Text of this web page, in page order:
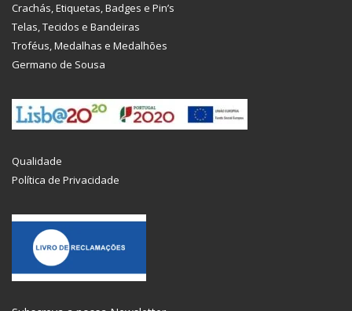
Crachás, Etiquetas, Badges e Pin’s
Telas, Tecidos e Bandeiras
Troféus, Medalhas e Medalhões
Germano de Sousa
Qualidade
Política de Privacidade